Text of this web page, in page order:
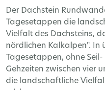
Der Dachstein
Tagesetappen die
Vielfalt des Dachsteins,
nördlichen Kalkalpen". In
Tagesetappen, ohne
Gehzeiten zwischen vier
die landschaftliche